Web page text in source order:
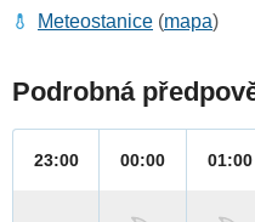
Meteostanice (mapa)
Podrobná
23:00 00:00 01:00